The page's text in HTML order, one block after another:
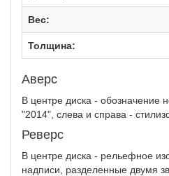
Вес:
Толщина:
Аверс
В центре диска -
"2014", слева и справа -
Реверс
В центре диска - рельефное
надписи, разделенные двумя